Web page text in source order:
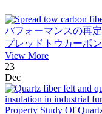
パフォーマンスの再
プレッドトウカーボ
View More
23
Dec
Property Study Of